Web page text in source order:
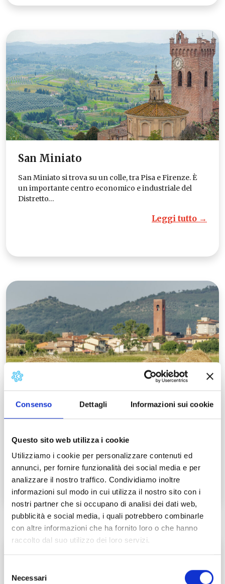
Consenso Dettagli Informazioni sui cookie
Questo sito web utilizza i cookie
Utilizziamo i cookie per personalizzare contenuti ed
annunci, per fornire funzionalità dei social media e per
analizzare il nostro traffico. Condividiamo inoltre
informazioni sul modo in cui utilizza il nostro sito con i
nostri partner che si occupano di analisi dei dati web,
pubblicità e social media, i quali potrebbero combinarle
con altre informazioni che ha fornito loro o che hanno
raccolto dal suo utilizzo dei loro servizi.
delNecessari
San Miniato
San Miniato si trova su un colle, tra Pisa e Firenze. È
un importante centro economico e industriale del
Distretto…
Leggi tutto →
Bientina
secoli, il più importante legato al prosciugamento del
Leggi tutto →